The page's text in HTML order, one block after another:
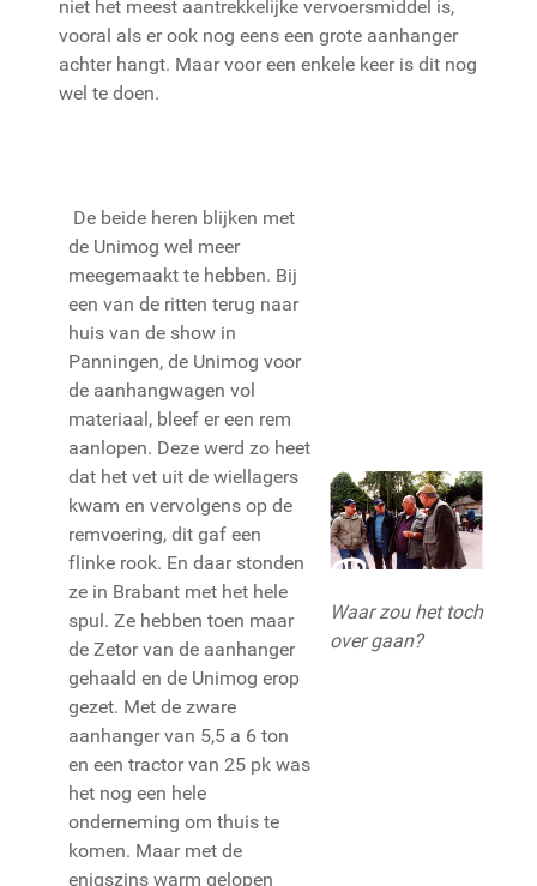
niet het meest aantrekkelijke vervoersmiddel is,
vooral als er ook nog eens een grote aanhanger
achter hangt. Maar voor een enkele keer is dit nog
wel te doen.
De beide heren blijken met
de Unimog wel meer
meegemaakt te hebben. Bij
een van de ritten terug naar
huis van de show in
Panningen, de Unimog voor
de aanhangwagen vol
materiaal, bleef er een rem
aanlopen. Deze werd zo heet
dat het vet uit de wiellagers
kwam en vervolgens op de
remvoering, dit gaf een
flinke rook. En daar stonden
ze in Brabant met het hele
spul. Ze hebben toen maar
de Zetor van de aanhanger
gehaald en de Unimog erop
gezet. Met de zware
aanhanger van 5,5 a 6 ton
en een tractor van 25 pk was
het nog een hele
onderneming om thuis te
komen. Maar met de
enigszins warm gelopen
Waar zou het toch
over gaan?